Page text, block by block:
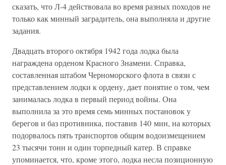
сказать, что Л-4 действовала во время разных походов не
только как минный заградитель, она выполняла и другие
задания.
Двадцать второго октября 1942 года лодка была
награждена орденом Красного Знамени. Справка,
составленная штабом Черноморского флота в связи с
представлением лодки к ордену, дает понятие о том, чем
занималась лодка в первый период войны. Она
выполнила за это время семь минных постановок у
берегов и баз противника, поставив 140 мин, на которых
подорвалось пять транспортов общим водоизмещением
23 тысячи тонн и один торпедный катер. В справке
упоминается, что, кроме этого, лодка несла позиционную